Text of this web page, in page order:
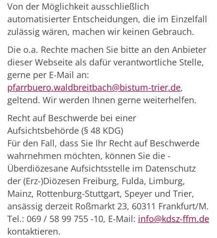
Von der Möglichkeit ausschließlich
automatisierter Entscheidungen, die im Einzelfall
zulässig wären, machen wir keinen Gebrauch.
Die o.a. Rechte machen Sie bitte an den Anbieter
dieser Webseite als dafür verantwortliche Stelle,
gerne per E-Mail an:
pfarrbuero.waldbreitbach@bistum-trier.de,
geltend. Wir werden Ihnen gerne weiterhelfen.
Recht auf Beschwerde bei einer
Aufsichtsbehörde (§ 48 KDG)
Für den Fall, dass Sie Ihr Recht auf Beschwerde
wahrnehmen möchten, können Sie die ­
Überdiözesane Aufsichtsstelle im Datenschutz
der (Erz-)Diözesen Freiburg, Fulda, Limburg,
Mainz, Rottenburg-Stuttgart, Speyer und Trier,
ansässig derzeit Roßmarkt 23, 60311 Frankfurt/M.
Tel.: 069 / 58 99 755 -10, E-Mail: info@kdsz-ffm.de
kontaktieren.